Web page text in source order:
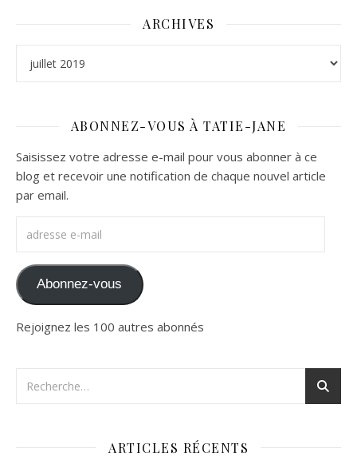
ARCHIVES
ABONNEZ-VOUS À TATIE-JANE
Saisissez votre adresse e-mail pour vous abonner à ce
blog et recevoir une notification de chaque nouvel article
par email.
Abonnez-vous
Rejoignez les 100 autres abonnés
ARTICLES RÉCENTS